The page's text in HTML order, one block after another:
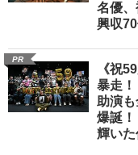
名優
興収70
PR
《祝
暴走！
助演も
爆誕
輝いた